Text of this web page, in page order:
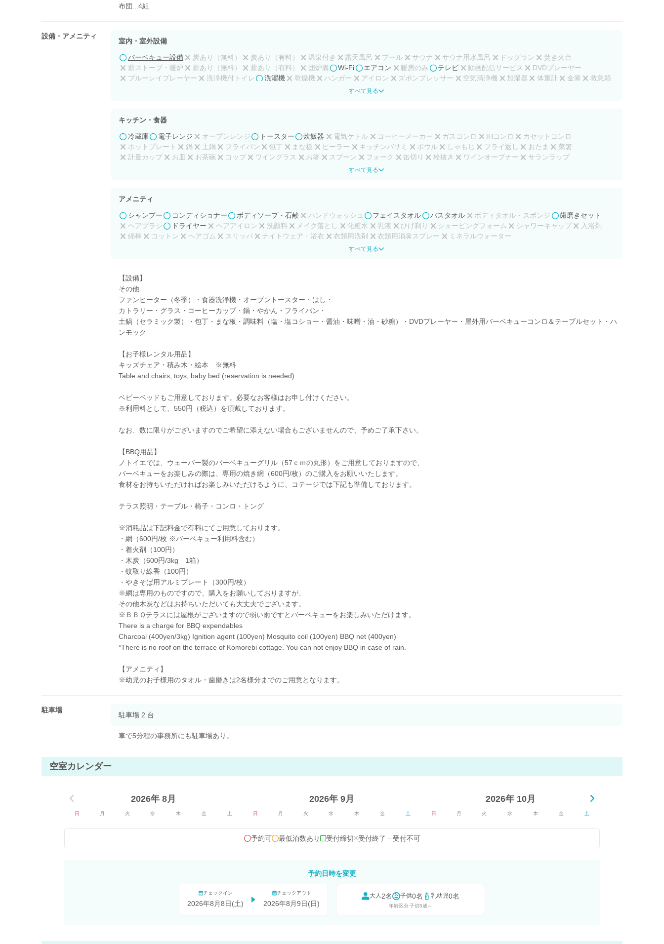
布団...4組
設備・アメニティ
室内・室外設備
バーベキュー設備 炭あり（無料） 炭あり（有料） 温泉付き 露天風呂 プール サウナ サウナ用水風呂 ドッグラン
焚き火台
薪ストーブ・暖炉
薪あり（無料） 薪あり（有料） 囲炉裏 Wi-Fi エアコン 暖房のみ テレビ 動画配信サービス
DVDプレーヤー
ブルーレイプレーヤー
洗浄機付トイレ 洗濯機 乾燥機 ハンガー アイロン ズボンプレッサー 空気清浄機 加湿器 体重計 金庫
救急箱
卓球台 ゲーム
すべて見る
キッチン・食器
冷蔵庫 電子レンジ オーブンレンジ トースター 炊飯器 電気ケトル コーヒーメーカー ガスコンロ IHコンロ
カセットコンロ
ホットプレート
鍋 土鍋 フライパン 包丁 まな板 ピーラー キッチンバサミ ボウル しゃもじ フライ返し おたま
菜箸
計量カップ
お皿 お茶碗 コップ ワイングラス お箸 スプーン フォーク 缶切り 栓抜き ワインオープナー
サランラップ
すべて見る
アメニティ
シャンプー コンディショナー ボディソープ・石鹸 ハンドウォッシュ フェイスタオル バスタオル ボディタオル・スポンジ
歯磨きセット
ヘアブラシ
ドライヤー ヘアアイロン 洗顏料 メイク落とし 化粧水 乳液 ひげ剃り シェービングフォーム シャワーキャップ
入浴剤
綿棒
コットン ヘアゴム スリッパ ナイトウェア・浴衣 衣類用洗剤 衣類用消臭スプレー ミネラルウォーター
すべて見る
【設備】
その他...
ファンヒーター（冬季）・食器洗浄機・オーブントースター・はし・
カトラリー・グラス・コーヒーカップ・鍋・やかん・フライパン・
土鍋（セラミック製）・包丁・まな板・調味料（塩・塩コショー・醤油・味噌・油・砂糖）・DVDプレーヤー・屋外用バーベキューコンロ＆テーブルセット・ハ
ンモック
【お子様レンタル用品】
キッズチェア・積み木・絵本 ※無料
Table and chairs, toys, baby bed (reservation is needed)
ベビーベッドもご用意しております。必要なお客様はお申し付けください。
※利用料として、550円（税込）を頂戴しております。
なお、数に限りがございますのでご希望に添えない場合もございませんので、予めご了承下さい。
【BBQ用品】
ノトイエでは、ウェーバー製のバーベキューグリル（57ｃｍの丸形）をご用意しておりますので、
バーベキューをお楽しみの際は、専用の焼き網（600円/枚）のご購入をお願いいたします。
食材をお持ちいただければお楽しみいただけるように、コテージでは下記も準備しております。
テラス照明・テーブル・椅子・コンロ・トング
※消耗品は下記料金で有料にてご用意しております。
・網（600円/枚 ※バーベキュー利用料含む）
・着火剤（100円）
・木炭（600円/3kg 1箱）
・蚊取り線香（100円）
・やきそば用アルミプレート（300円/枚）
※網は専用のものですので、購入をお願いしておりますが、
その他木炭などはお持ちいただいても大丈夫でございます。
※ＢＢＱテラスには屋根がございますので弱い雨ですとバーベキューをお楽しみいただけます。
There is a charge for BBQ expendables
Charcoal (400yen/3kg) Ignition agent (100yen) Mosquito coil (100yen) BBQ net (400yen)
*There is no roof on the terrace of Komorebi cottage. You can not enjoy BBQ in case of rain.
【アメニティ】
※幼児のお子様用のタオル・歯磨きは2名様分までのご用意となります。
駐車場
駐車場 2 台
車で5分程の事務所にも駐車場あり。
空室カレンダー
2026年 8月 2026年 9月 2026年 10月
日 月 火 水 木 金 土 日 月 火 水 木 金 土 日 月 火 水 木 金 土
予約可 最低泊数あり 受付締切 受付終了 － 受付不可
予約日時を変更
チェックイン
2026年8月8日(土)
チェックアウト
2026年8月9日(日)
大人 2名 子供0名 乳幼児0名
年齢区分子供5歳～